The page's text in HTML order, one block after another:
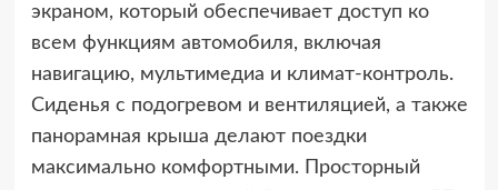
экраном, который обеспечивает доступ ко
всем функциям автомобиля, включая
навигацию, мультимедиа и климат-контроль.
Сиденья с подогревом и вентиляцией, а также
панорамная крыша делают поездки
максимально комфортными. Просторный